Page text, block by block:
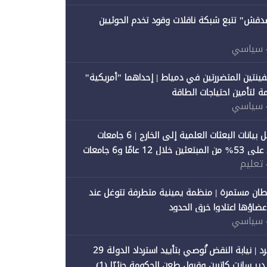
تتبع شبكة ناقلات وقود تخدم الحوثيين
سياسي
المتضررتين في دمياط | إحداهما "أمريكية"
لتأمين احتياجات الطاقة
سياسي
"متصدقش" تحلل بيانات البعثات العلمية إلى الخارج | 6 جامعات
حكومية تستحوذ على 53% من المبتعثين خلال 12 عامًا و6 جامعات
تعليم
مستمرة | منظمة يمينية متطرفة تتوغل عند
اعتادوا خرق الحدود
سياسي
"متصدقش" تنفرد | نيابة النقض تُوصي بتأييد استرداد الدولة 29